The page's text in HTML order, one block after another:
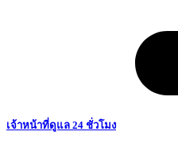
เจ้าหน้าที่ดูแล 24 ชั่วโมง